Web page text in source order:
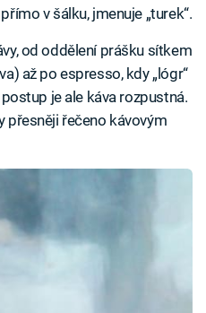
v šálku, jmenuje „turek“.
od oddělení prášku sítkem
až po espresso, kdy „lógr“
je ale káva rozpustná.
přesněji řečeno kávovým